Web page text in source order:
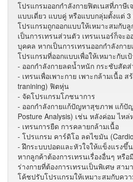
โปรแกรมออกกำลังกายฟิตเนสที่ภาษี
แบบเดี่ยว แบบคู่ หรือแบบกลุ่มตั้งแต่
โปรแกรมถูกออกแบบให้เหมาะสมกับ
เป็นการเทรนส่วนตัว เทรนเนอร์ก็จะ
บุคคล หากเป็นการเทรนออกกำลังกา
โปรแกรมที่ออกแบบเพื่อให้เหมาะกับเ
- ออกกำลังกายลดน้ำหนัก กระชับสัด
- เทรนเพื่อเพาะกาย เพาะกล้ามเนื้อ ส
tranining) ฟิตหุ่น
- จัดโปรแกรมโภชนาการ
- ออกกำลังกายแก้ปัญหาสุขภาพ แก้ปั
Posture Analysis) เช่น หลังค่อม ไหล่
- เทรนการยืด การคลายกล้ามเนื้อ
- โปรแกรม คาร์ดิโอ ลดไขมัน
- ฝึกระบบปอดและหัวใจให้แข็งแรงขึ้น
หากลูกค้าต้องการเทรนเรื่องอื่นๆ หรื
ร่างกายที่ต้องการเทรนเป็นพิเศษ สาม
โค้ชปรับโปรแกรมให้เหมาะสมกับคว